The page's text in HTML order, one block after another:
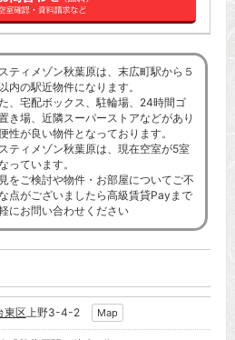
ティメゾン秋葉原は、末広町駅から５
内の駅近物件になります。
、宅配ボックス、駐輪場、24時間ゴ
き場、近隣スーパーストアなどがあり
性が良い物件となっております。
ティメゾン秋葉原は、現在空室が5室
っています。
をご検討や物件・お部屋についてご不
点がございましたら高級賃貸Payまで
にお問い合わせください
東区上野3-4-2 Map